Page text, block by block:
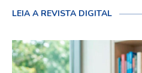
LEIA A REVISTA DIGITAL